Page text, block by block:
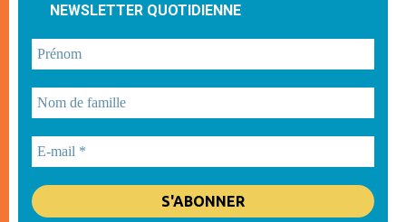
NEWSLETTER QUOTIDIENNE